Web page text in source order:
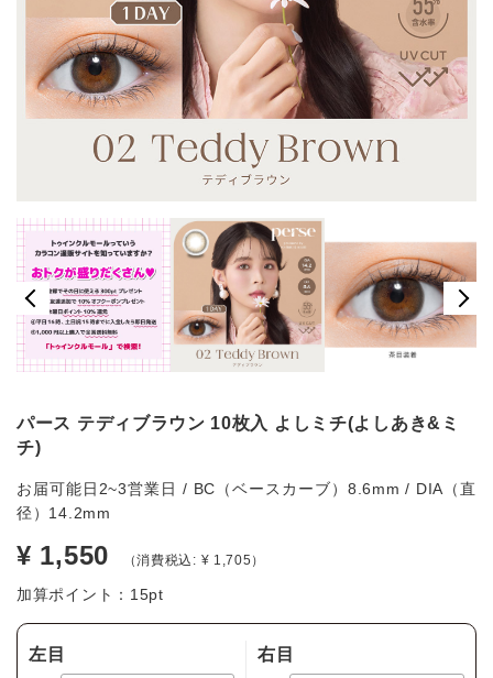
パース テディブラウン 10枚入 よしミチ(よしあき&ミ
チ)
お届可能日2~3営業日 / BC（ベースカーブ）8.6mm / DIA（直
径）14.2mm
¥ 1,550 （消費税込: ¥ 1,705）
加算ポイント： 15pt
左目 右目